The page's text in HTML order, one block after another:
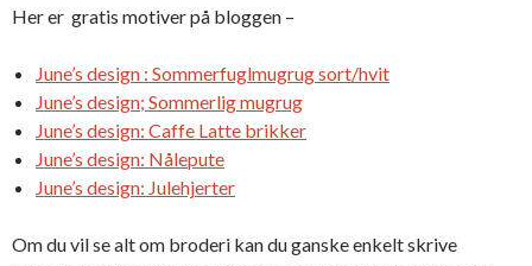
Her er gratis motiver på bloggen –
June’s design : Sommerfuglmugrug sort/hvit
June’s design; Sommerlig mugrug
June’s design: Caffe Latte brikker
June’s design: Nålepute
June’s design: Julehjerter
Om du vil se alt om broderi kan du ganske enkelt skrive